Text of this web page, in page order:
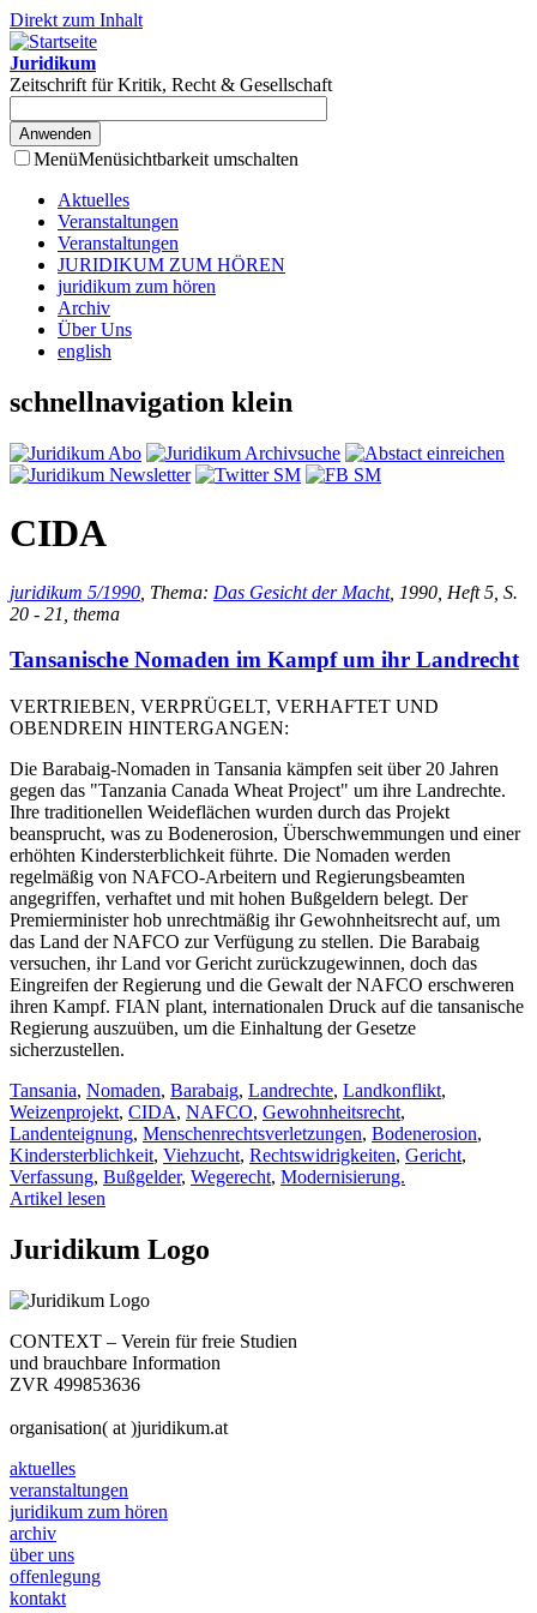
Direkt zum Inhalt
Juridikum
Zeitschrift für Kritik, Recht & Gesellschaft
MenüMenüsichtbarkeit umschalten
Aktuelles
Veranstaltungen
Veranstaltungen
JURIDIKUM ZUM HÖREN
juridikum zum hören
Archiv
Über Uns
english
schnellnavigation klein
CIDA
juridikum 5/1990 , Thema: Das Gesicht der Macht, 1990, Heft 5, S.
20 - 21, thema
Tansanische Nomaden im Kampf um ihr Landrecht
VERTRIEBEN, VERPRÜGELT, VERHAFTET UND
OBENDREIN HINTERGANGEN:
Die Barabaig-Nomaden in Tansania kämpfen seit über 20 Jahren
gegen das "Tanzania Canada Wheat Project" um ihre Landrechte.
Ihre traditionellen Weideflächen wurden durch das Projekt
beansprucht, was zu Bodenerosion, Überschwemmungen und einer
erhöhten Kindersterblichkeit führte. Die Nomaden werden
regelmäßig von NAFCO-Arbeitern und Regierungsbeamten
angegriffen, verhaftet und mit hohen Bußgeldern belegt. Der
Premierminister hob unrechtmäßig ihr Gewohnheitsrecht auf, um
das Land der NAFCO zur Verfügung zu stellen. Die Barabaig
versuchen, ihr Land vor Gericht zurückzugewinnen, doch das
Eingreifen der Regierung und die Gewalt der NAFCO erschweren
ihren Kampf. FIAN plant, internationalen Druck auf die tansanische
Regierung auszuüben, um die Einhaltung der Gesetze
sicherzustellen.
Tansania, Nomaden, Barabaig, Landrechte, Landkonflikt,
Weizenprojekt, CIDA, NAFCO, Gewohnheitsrecht,
Landenteignung, Menschenrechtsverletzungen, Bodenerosion,
Kindersterblichkeit, Viehzucht, Rechtswidrigkeiten, Gericht,
Verfassung, Bußgelder, Wegerecht, Modernisierung.
Artikel lesen
Juridikum Logo
CONTEXT – Verein für freie Studien
und brauchbare Information
ZVR 499853636
organisation( at )juridikum.at
aktuelles
veranstaltungen
juridikum zum hören
archiv
über uns
offenlegung
kontakt